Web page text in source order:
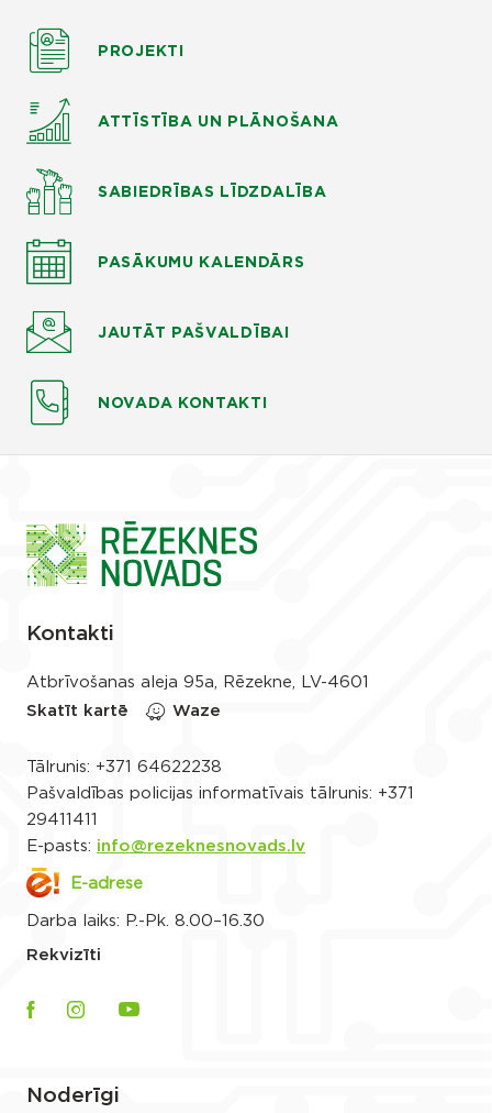
PROJEKTI
ATTĪSTĪBA UN PLĀNOŠANA
SABIEDRĪBAS LĪDZDALĪBA
PASĀKUMU KALENDĀRS
JAUTĀT PAŠVALDĪBAI
NOVADA KONTAKTI
Kontakti
Atbrīvošanas aleja 95a, Rēzekne, LV-4601
Skatīt kartē
Waze
Tālrunis: +371 64622238
Pašvaldības policijas informatīvais tālrunis: +371
29411411
E-pasts: info@rezeknesnovads.lv
E-adrese
Darba laiks: P.-Pk. 8.00–16.30
Rekvizīti
Noderīgi